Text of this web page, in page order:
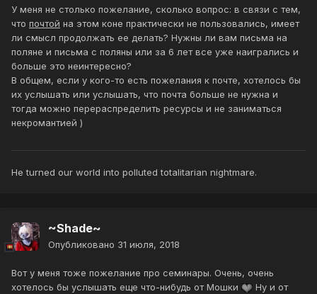
У меня не столько пожелание, сколько вопрос: в связи с тем,
что почтой на этом коне практически не пользовались, имеет
ли смысл продолжать ее делать? Нужны ли вам письма на
поляне и письма с поляны или за 6 лет все уже наигрались и
больше это неинтересно?
В общем, если у кого-то есть пожелания к почте, хотелось бы
их услышать или услышать, что почта больше не нужна и
тогда можно перераспределить ресурсы и не заниматься
некромантией )
He turned our world into polluted totalitarian nightmare.
~Shade~
Опубликовано 31 июля, 2018
Вот у меня тоже пожелание про семинары. Очень, очень
хотелось бы услышать еще что-нибудь от Мошки
Ну и от